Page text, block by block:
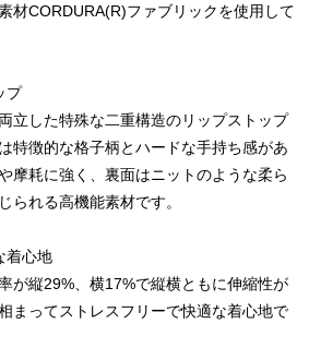
材CORDURA(R)ファブリックを使用して
プ
立した特殊な二重構造のリップストップ
特徴的な格子柄とハードな手持ち感があ
摩耗に強く、裏面はニットのような柔ら
られる高機能素材です。
着心地
が縦29%、横17%で縦横ともに伸縮性が
まってストレスフリーで快適な着心地で